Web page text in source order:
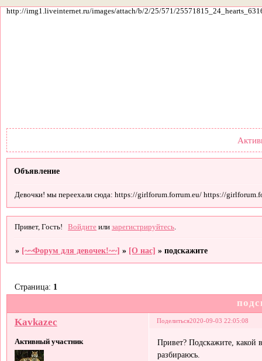
http://img1.liveinternet.ru/images/attach/b/2/25/571/
Объявление
Девочки! мы переехали сюда: https://girlforum.forrum.eu/ https://
Привет, Гость! Войдите илизарегистрируйтесь
» [~~Форум для девочек!~~] » [О нас] »подскажите
Страница: 1
Поделиться2020-09-03 22:05:08
Kavkazec
Активный участник
Привет? Подскажите, какой
разбираюсь.